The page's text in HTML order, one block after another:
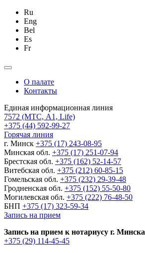
Ru
Eng
Bel
Es
Fr
О палате
Контакты
Единая информационная линия
7572 (МТС, A1, Life)
+375 (44) 592-99-27
Горячая линия
г. Минск +375 (17) 243-08-95
Минская обл. +375 (17) 251-07-94
Брестская обл. +375 (162) 52-14-57
Витебская обл. +375 (212) 60-85-15
Гомельская обл. +375 (232) 29-39-48
Гродненская обл. +375 (152) 55-50-80
Могилевская обл. +375 (222) 76-48-50
БНП +375 (17) 323-59-34
Запись на прием
Запись на прием к нотариусу г. Минска
+375 (29) 114-45-45